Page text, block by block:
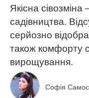
Якісна
садівництва.
серйозно
також комфорту
вирощування.
Софія